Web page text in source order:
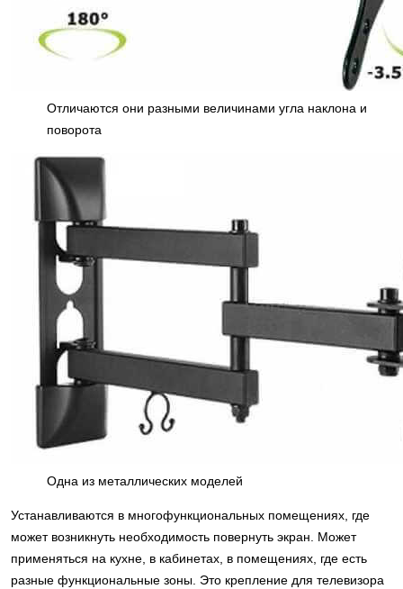
Отличаются они разными величинами угла наклона и
поворота
Одна из металлических моделей
Устанавливаются в многофункциональных помещениях, где
может возникнуть необходимость повернуть экран. Может
применяться на кухне, в кабинетах, в помещениях, где есть
разные функциональные зоны. Это крепление для телевизора